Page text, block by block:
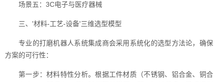
场景五：3C电子与医疗器械
三、'材料-工艺-设备'三维选型模型
专业的打磨机器人系统集成商会采用系统化的选型方法论，确保
方案的可行性：
第一步：材料特性分析。根据工件材质（不锈钢、铝合金、铜合